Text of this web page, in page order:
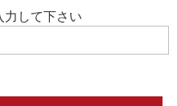
力して下さい